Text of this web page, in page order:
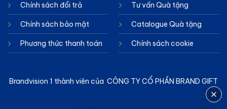
Chính sách đổi trả
Chính sách bảo mật
Phương thức thanh toán
Tư vấn Quà tặng
Catalogue Quà tặng
Chính sách cookie
Brandvision 1 thành viên của CÔNG TY CỔ PHẦN BRAND GIFT